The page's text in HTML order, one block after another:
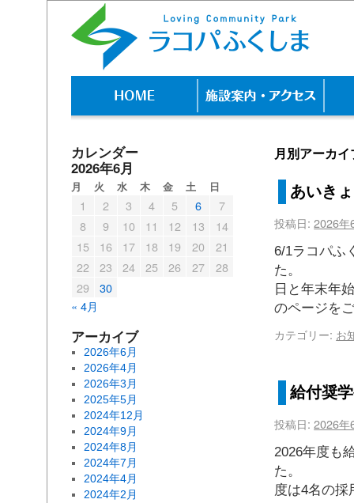
月別アーカ
あいき
投稿日: 2026年
6/1ラコパふ
た。 営
日と年末
のページを
カテゴリー: お
給付奨
投稿日: 2026年
2026年度も
た。 奨
度は4名の
カレンダー
2026年6月
月 火 水 木 金 土 日
« 4月
1 2 3 4 5 6
7
8
9 10 11 12 13
14
15
16 17 18 19 20
21
22
23 24 25 26 27
28
29
30
アーカイブ
2026年6月
2026年4月
2026年3月
2025年5月
2024年12月
2024年9月
2024年8月
2024年7月
2024年4月
2024年2月